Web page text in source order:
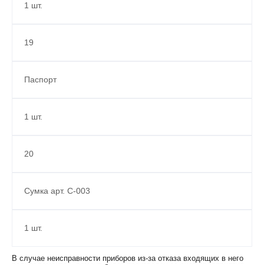
1 шт.
19
Паспорт
1 шт.
20
Сумка арт. С-003
1 шт.
В случае неисправности приборов из-за отказа входящих в него